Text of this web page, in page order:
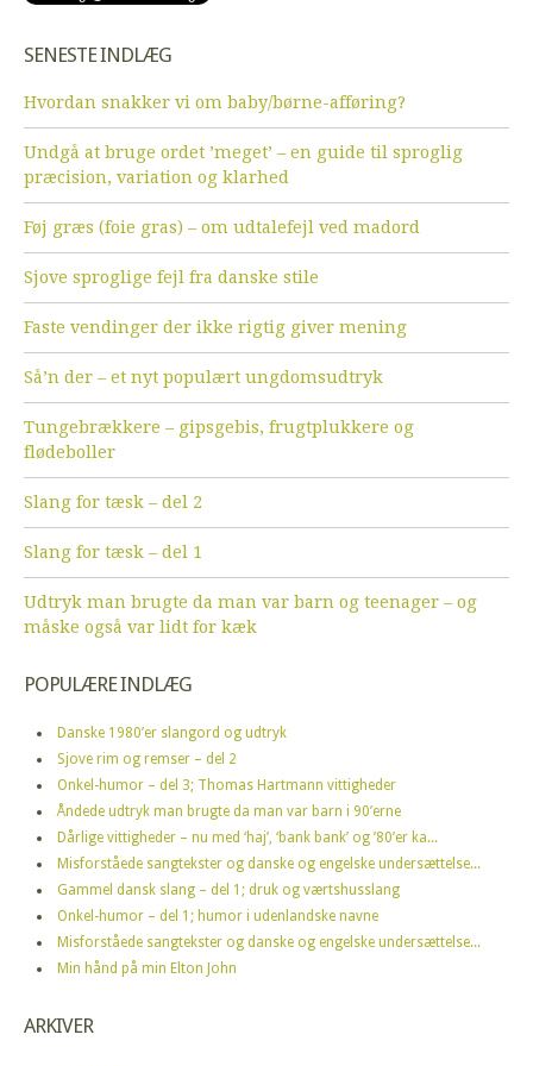
SENESTE INDLÆG
Hvordan snakker vi om baby/børne-afføring?
Undgå at bruge ordet ’meget’ – en guide til sproglig
præcision, variation og klarhed
Føj græs (foie gras) – om udtalefejl ved madord
Sjove sproglige fejl fra danske stile
Faste vendinger der ikke rigtig giver mening
Så’n der – et nyt populært ungdomsudtryk
Tungebrækkere – gipsgebis, frugtplukkere og
flødeboller
Slang for tæsk – del 2
Slang for tæsk – del 1
Udtryk man brugte da man var barn og teenager – og
måske også var lidt for kæk
POPULÆRE INDLÆG
Danske 1980’er slangord og udtryk
Sjove rim og remser – del 2
Onkel-humor – del 3; Thomas Hartmann vittigheder
Åndede udtryk man brugte da man var barn i 90’erne
Dårlige vittigheder – nu med ‘haj’, ‘bank bank’ og ’80’er ka...
Misforståede sangtekster og danske og engelske undersættelse...
Gammel dansk slang – del 1; druk og værtshusslang
Onkel-humor – del 1; humor i udenlandske navne
Misforståede sangtekster og danske og engelske undersættelse...
Min hånd på min Elton John
ARKIVER